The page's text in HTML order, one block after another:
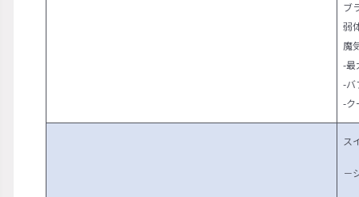
ブ
弱
魔
-最
-バ
-ク
ス
－